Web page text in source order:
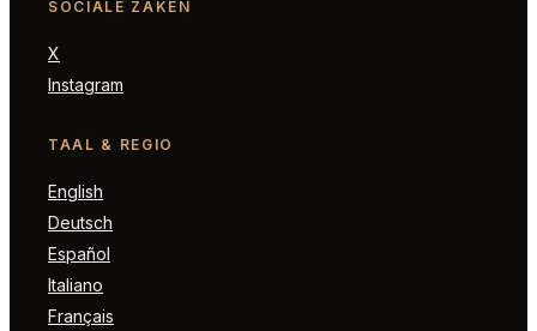
SOCIALE ZAKEN
X
Instagram
TAAL & REGIO
English
Deutsch
Español
Italiano
Français